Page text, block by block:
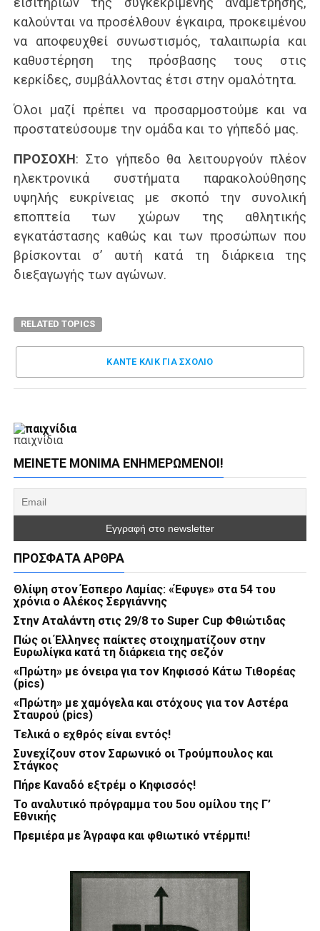
καλούνται να προσέλθουν έγκαιρα, προκειμένου
να αποφευχθεί συνωστισμός, ταλαιπωρία και
καθυστέρηση της πρόσβασης τους στις
κερκίδες, συμβάλλοντας έτσι στην ομαλότητα.
Όλοι μαζί πρέπει να προσαρμοστούμε και να
προστατεύσουμε την ομάδα και το γήπεδό μας.
ΠΡΟΣΟΧΗ: Στο γήπεδο θα λειτουργούν πλέον
ηλεκτρονικά συστήματα παρακολούθησης
υψηλής ευκρίνειας με σκοπό την συνολική
εποπτεία των χώρων της αθλητικής
εγκατάστασης καθώς και των προσώπων που
βρίσκονται σ’ αυτή κατά τη διάρκεια της
διεξαγωγής των αγώνων.
RELATED TOPICS
ΚΑΝΤΕ ΚΛΊΚ ΓΙΑ ΣΧΌΛΙΟ
παιχνίδια
ΜΕΊΝΕΤΕ ΜΌΝΙΜΑ ΕΝΗΜΕΡΏΜΕΝΟΙ!
ΠΡΌΣΦΑΤΑ ΆΡΘΡΑ
Θλίψη στον Έσπερο Λαμίας: «Έφυγε» στα 54 του
χρόνια ο Αλέκος Σεργιάννης
Στην Αταλάντη στις 29/8 το Super Cup Φθιώτιδας
Πώς οι Έλληνες παίκτες στοιχηματίζουν στην
Ευρωλίγκα κατά τη διάρκεια της σεζόν
«Πρώτη» με όνειρα για τον Κηφισσό Κάτω Τιθορέας
(pics)
«Πρώτη» με χαμόγελα και στόχους για τον Αστέρα
Σταυρού (pics)
Τελικά ο εχθρός είναι εντός!
Συνεχίζουν στον Σαρωνικό οι Τρούμπουλος και
Στάγκος
Πήρε Καναδό εξτρέμ ο Κηφισσός!
Το αναλυτικό πρόγραμμα του 5ου ομίλου της Γ’
Εθνικής
Πρεμιέρα με Άγραφα και φθιωτικό ντέρμπι!